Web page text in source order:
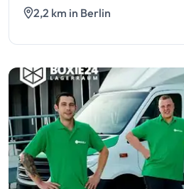
2,2 km in Berlin